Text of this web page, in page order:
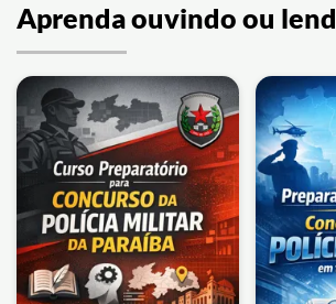
Aprenda ouvindo ou